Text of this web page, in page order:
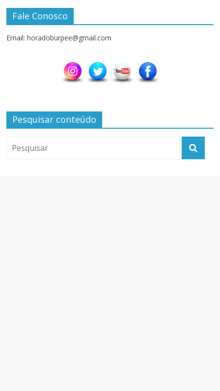
Fale Conosco
Email: horadoburpee@gmail.com
Pesquisar conteúdo